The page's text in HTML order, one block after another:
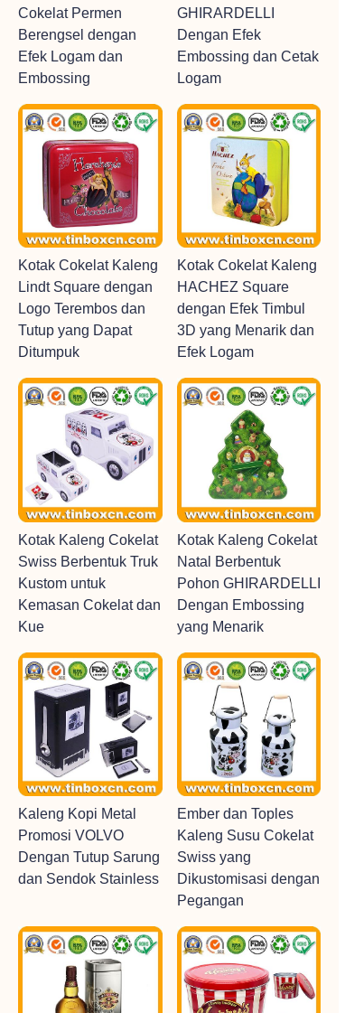
Cokelat Permen
Berengsel dengan
Efek Logam dan
Embossing
GHIRARDELLI
Dengan Efek
Embossing dan Cetak
Logam
Kotak Cokelat Kaleng
Lindt Square dengan
Logo Terembos dan
Tutup yang Dapat
Ditumpuk
Kotak Cokelat Kaleng
HACHEZ Square
dengan Efek Timbul
3D yang Menarik dan
Efek Logam
Kotak Kaleng Cokelat
Swiss Berbentuk Truk
Kustom untuk
Kemasan Cokelat dan
Kue
Kotak Kaleng Cokelat
Natal Berbentuk
Pohon GHIRARDELLI
Dengan Embossing
yang Menarik
Kaleng Kopi Metal
Promosi VOLVO
Dengan Tutup Sarung
dan Sendok Stainless
Ember dan Toples
Kaleng Susu Cokelat
Swiss yang
Dikustomisasi dengan
Pegangan